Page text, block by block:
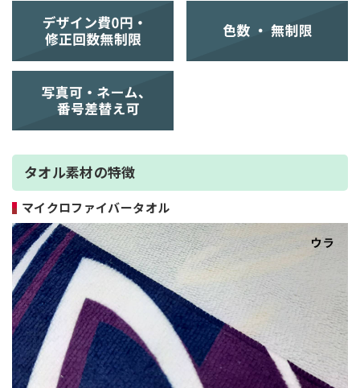
タオル素材の特徴
マイクロファイバータオル